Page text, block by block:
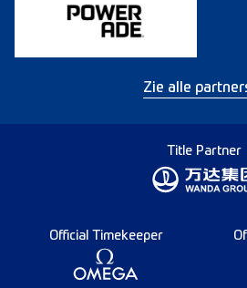
Zie alle
Title Partner
Official Timekeeper